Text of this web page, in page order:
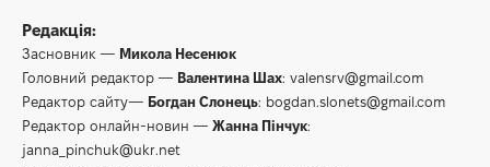
Редакція:
Засновник — Микола Несенюк
Головний редактор — Валентина Шах: valensrv@gmail.com
Редактор сайту— Богдан Слонець: bogdan.slonets@gmail.com
Редактор онлайн-новин — Жанна Пінчук:
janna_pinchuk@ukr.net